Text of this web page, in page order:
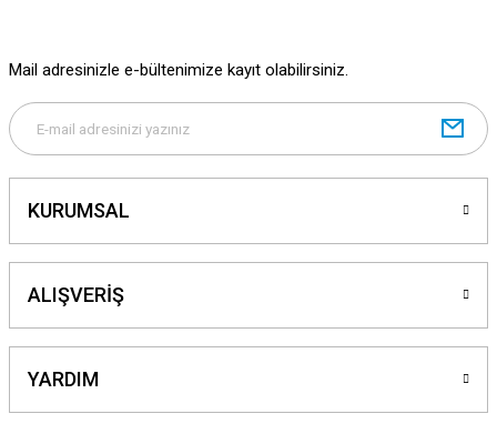
Mail adresinizle e-bültenimize kayıt olabilirsiniz.
KURUMSAL
ALIŞVERİŞ
YARDIM